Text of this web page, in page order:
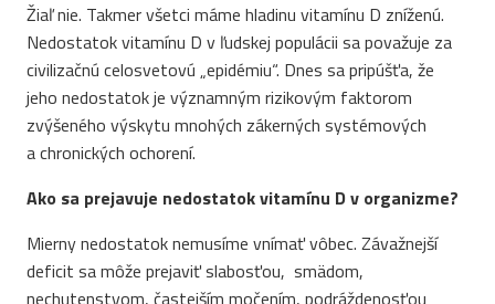
Žiaľ nie. Takmer všetci máme hladinu vitamínu D zníženú.
Nedostatok vitamínu D v ľudskej populácii sa považuje za
civilizačnú celosvetovú „epidémiu“. Dnes sa pripúšťa, že
jeho nedostatok je významným rizikovým faktorom
zvýšeného výskytu mnohých zákerných systémových
a chronických ochorení.
Ako sa prejavuje nedostatok vitamínu D v organizme?
Mierny nedostatok nemusíme vnímať vôbec. Závažnejší
deficit sa môže prejaviť slabosťou, smädom,
nechutenstvom, častejším močením, podráždenosťou